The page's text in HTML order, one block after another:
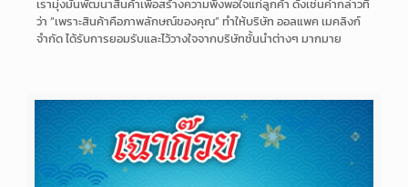
เรามุ่งมั่นพัฒนาสินค้าเพื่อสร้างความพึงพอใจแก่ลูกค้า ดังเช่นคำกล่าวที่
ว่า “เพราะสินค้าคือภาพลักษณ์ของคุณ” ทำให้บริษัท ออลแพค เมคลิงก์
จำกัด ได้รับการยอมรับและไว้วางใจจากบริษัทชั้นนำต่างๆ มากมาย